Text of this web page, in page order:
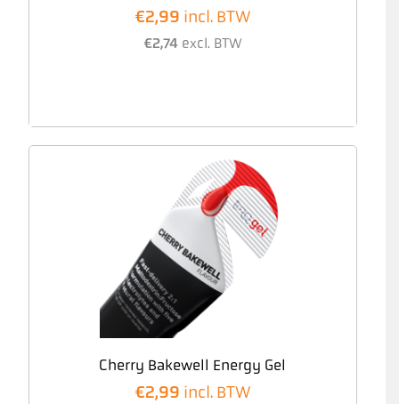
€2,99 incl. BTW
€2,74 excl. BTW
Cherry Bakewell Energy Gel
€2,99 incl. BTW